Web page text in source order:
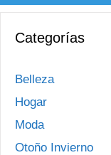
Categorías
Belleza
Hogar
Moda
Otoño Invierno